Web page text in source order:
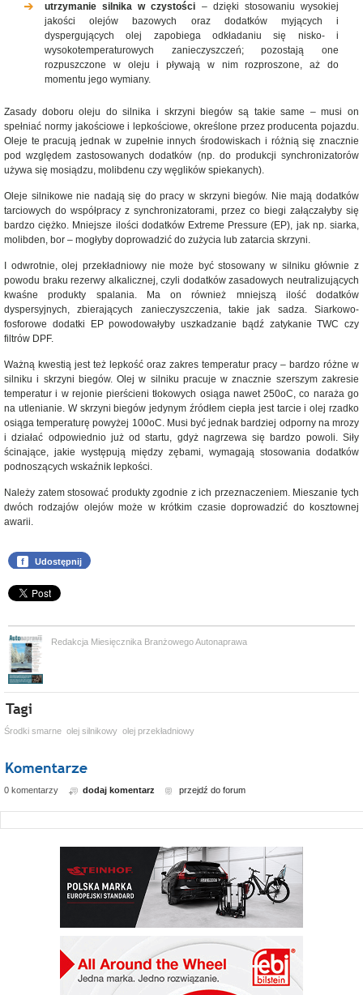
utrzymanie silnika w czystości – dzięki stosowaniu wysokiej
jakości olejów bazowych oraz dodatków myjących i
dyspergujących olej zapobiega odkładaniu się nisko- i
wysokotemperaturowych zanieczyszczeń; pozostają one
rozpuszczone w oleju i pływają w nim rozproszone, aż do
momentu jego wymiany.
Zasady doboru oleju do silnika i skrzyni biegów są takie same – musi on
spełniać normy jakościowe i lepkościowe, określone przez producenta pojazdu.
Oleje te pracują jednak w zupełnie innych środowiskach i różnią się znacznie
pod względem zastosowanych dodatków (np. do produkcji synchronizatorów
używa się mosiądzu, molibdenu czy węglików spiekanych).
Oleje silnikowe nie nadają się do pracy w skrzyni biegów. Nie mają dodatków
tarciowych do współpracy z synchronizatorami, przez co biegi załączałyby się
bardzo ciężko. Mniejsze ilości dodatków Extreme Pressure (EP), jak np. siarka,
molibden, bor – mogłyby doprowadzić do zużycia lub zatarcia skrzyni.
I odwrotnie, olej przekładniowy nie może być stosowany w silniku głównie z
powodu braku rezerwy alkalicznej, czyli dodatków zasadowych neutralizujących
kwaśne produkty spalania. Ma on również mniejszą ilość dodatków
dyspersyjnych, zbierających zanieczyszczenia, takie jak sadza. Siarkowo-
fosforowe dodatki EP powodowałyby uszkadzanie bądź zatykanie TWC czy
filtrów DPF.
Ważną kwestią jest też lepkość oraz zakres temperatur pracy – bardzo różne w
silniku i skrzyni biegów. Olej w silniku pracuje w znacznie szerszym zakresie
temperatur i w rejonie pierścieni tłokowych osiąga nawet 250oC, co naraża go
na utlenianie. W skrzyni biegów jedynym źródłem ciepła jest tarcie i olej rzadko
osiąga temperaturę powyżej 100oC. Musi być jednak bardziej odporny na mrozy
i działać odpowiednio już od startu, gdyż nagrzewa się bardzo powoli. Siły
ścinające, jakie występują między zębami, wymagają stosowania dodatków
podnoszących wskaźnik lepkości.
Należy zatem stosować produkty zgodnie z ich przeznaczeniem. Mieszanie tych
dwóch rodzajów olejów może w krótkim czasie doprowadzić do kosztownej
awarii.
f Udostępnij
Redakcja Miesięcznika Branżowego Autonaprawa
Środki smarne olej silnikowy olej przekładniowy
0 komentarzy dodaj komentarz przejdź do forum